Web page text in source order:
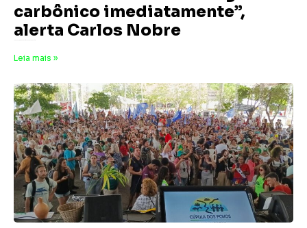
carbônico imediatamente”,
alerta Carlos Nobre
Leia mais »